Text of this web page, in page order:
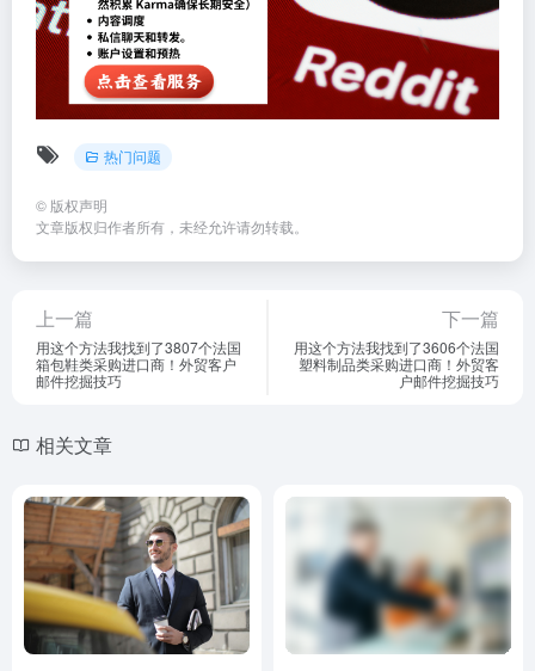
热门问题
© 版权声明
文章版权归作者所有，未经允许请勿转载。
上一篇
用这个方法我找到了3807个法国
箱包鞋类采购进口商！外贸客户
邮件挖掘技巧
下一篇
用这个方法我找到了3606个法国
塑料制品类采购进口商！外贸客
户邮件挖掘技巧
相关文章